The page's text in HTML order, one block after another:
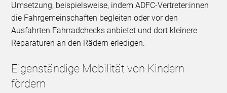
Umsetzung, beispielsweise, indem ADFC-Vertreter:innen
die Fahrgemeinschaften begleiten oder vor den
Ausfahrten Fahrradchecks anbietet und dort kleinere
Reparaturen an den Rädern erledigen.
Eigenständige Mobilität von Kindern
fördern